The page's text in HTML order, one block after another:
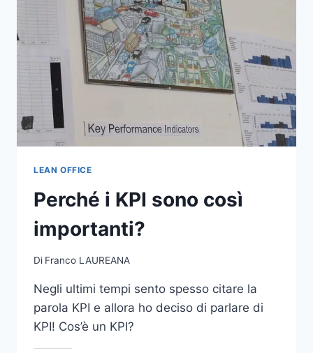
LEAN OFFICE
Perché i KPI sono così
importanti?
Di Franco LAUREANA
Negli ultimi tempi sento spesso citare la
parola KPI e allora ho deciso di parlare di
KPI! Cos’è un KPI?